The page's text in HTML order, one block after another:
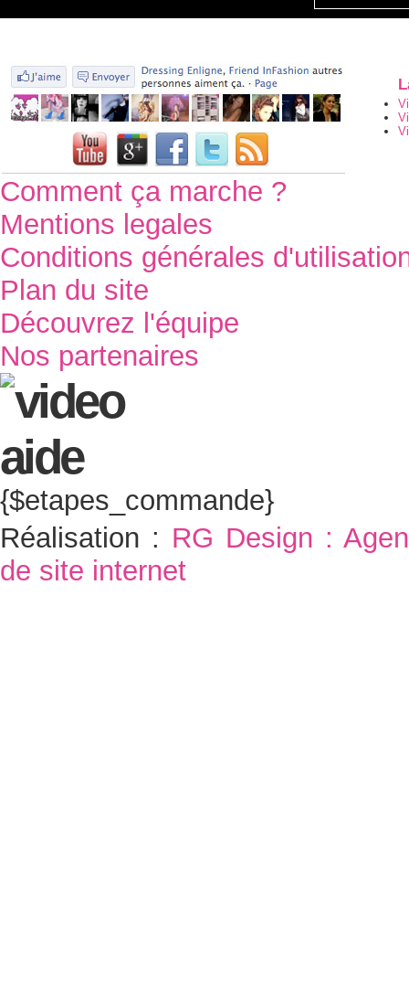
Comment ça marche ?
Mentions legales
Conditions générales
Plan du site
Découvrez l'équipe
Nos partenaires
{$etapes_commande}
Réalisation : RG Design :
de site internet